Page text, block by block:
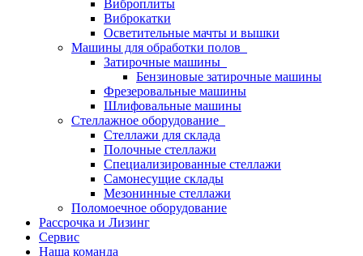
Виброплиты
Виброкатки
Осветительные мачты и вышки
Машины для обработки полов
Затирочные машины
Бензиновые затирочные машины
Фрезеровальные машины
Шлифовальные машины
Стеллажное оборудование
Стеллажи для склада
Полочные стеллажи
Специализированные стеллажи
Самонесущие склады
Мезонинные стеллажи
Поломоечное оборудование
Рассрочка и Лизинг
Сервис
Наша команда